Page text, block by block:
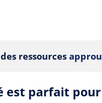
ressources
est parfait pour